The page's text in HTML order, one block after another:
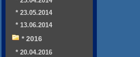
* 23.05.2014
* 13.06.2014
* 2016
* 20.04.2016